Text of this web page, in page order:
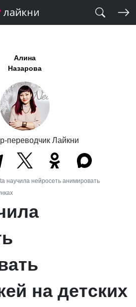
Алина
Назарова
переводчик Лайкни
научила нейросеть анимировать
на детских